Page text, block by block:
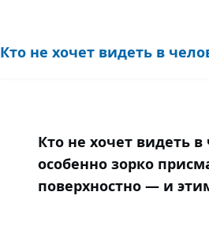
Кто не хочет видеть в
Кто не хочет видеть
особенно зорко
поверхностно — и